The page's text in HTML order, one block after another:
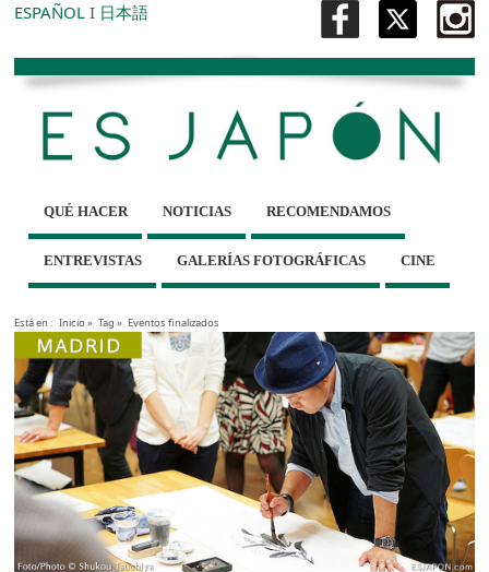
ESPAÑOL I 日本語
QUÉ HACER NOTICIAS RECOMENDAMOS
ENTREVISTAS GALERÍAS FOTOGRÁFICAS CINE
Está en : Inicio» Tag » Eventos finalizados